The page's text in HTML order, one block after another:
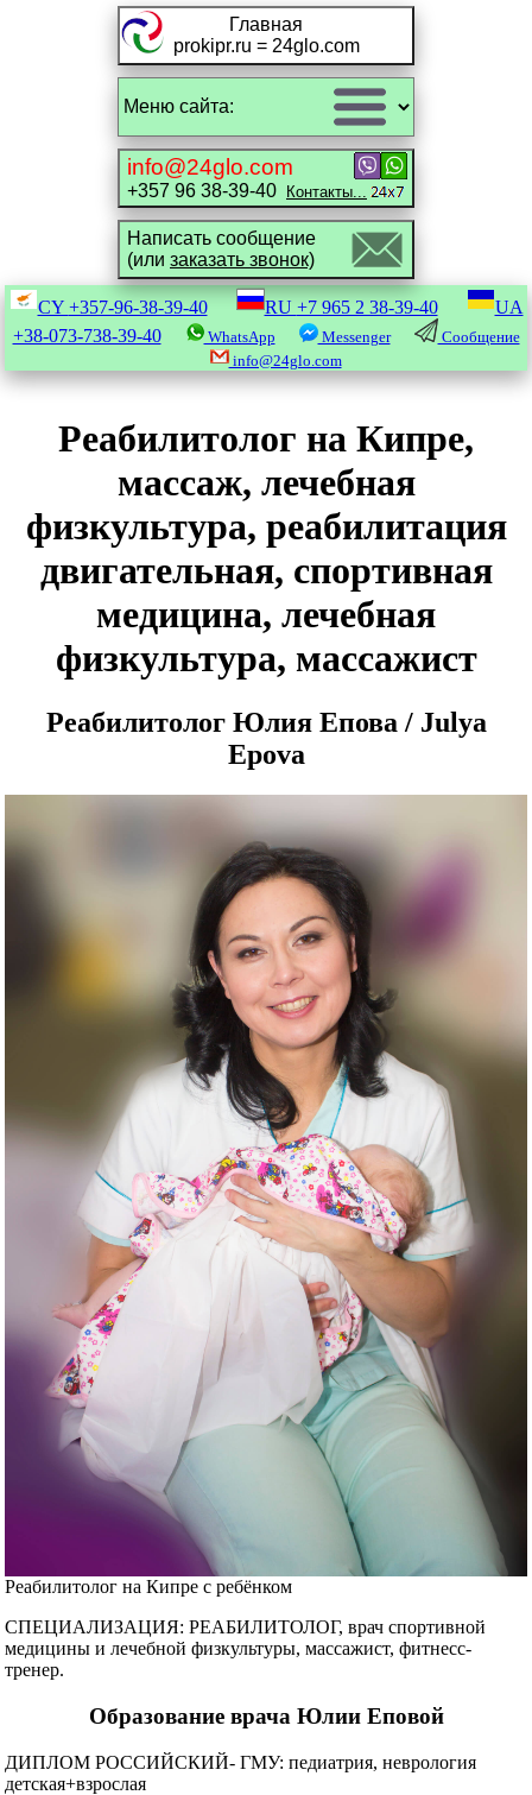
Главная
prokipr.ru = 24glo.com
info@24glo.com
+357 96 38-39-40 Контакты...
Написать сообщение
(или заказать звонок)
CY +357-96-38-39-40 RU +7 965 2 38-39-40
UA
+38-073-738-39-40
WhatsApp Messenger
Сообщение
info@24glo.com
Реабилитолог на Кипре,
массаж, лечебная
физкультура, реабилитация
двигательная, спортивная
медицина, лечебная
физкультура, массажист
Реабилитолог Юлия Епова / Julya
Epova
Реабилитолог на Кипре с ребёнком
СПЕЦИАЛИЗАЦИЯ: РЕАБИЛИТОЛОГ, врач спортивной
медицины и лечебной физкультуры, массажист, фитнесс-
тренер.
Образование врача Юлии Еповой
ДИПЛОМ РОССИЙСКИЙ- ГМУ: педиатрия, неврология
детская+взрослая